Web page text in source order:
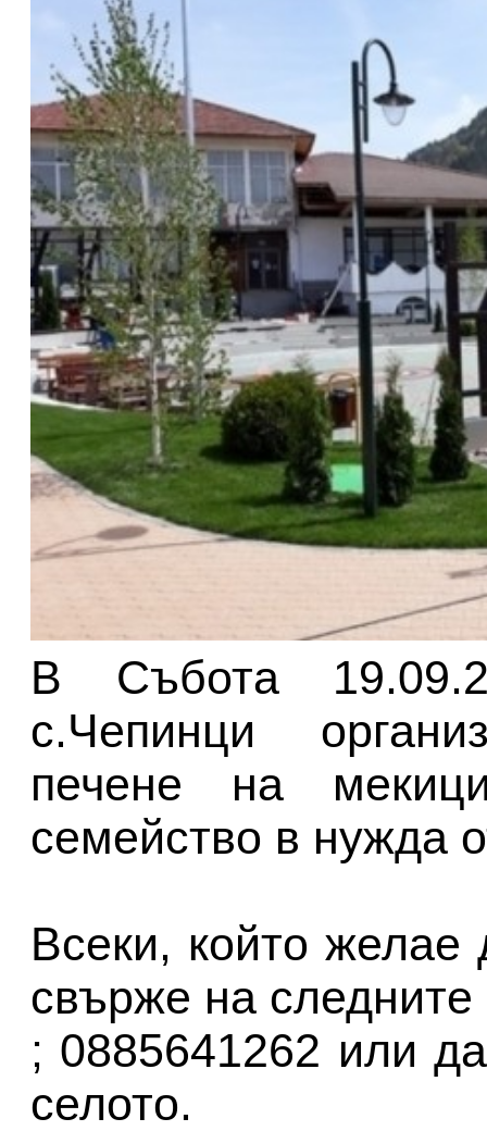
В Събота
с.Чепинци
печене на
семейство в нужда
Всеки, който
свърже на
; 0885641262 или
селото.